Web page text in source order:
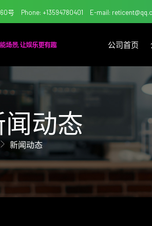
号 Phone: +13594780401 E-mail:
公司首页
动态
新闻动态